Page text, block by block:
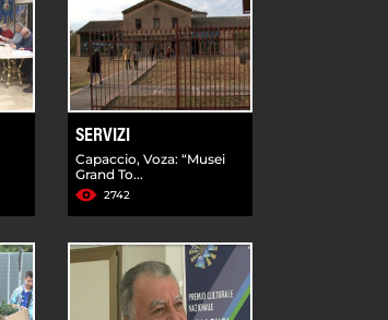
SERVIZI
Capaccio, Voza: “Musei
Grand To...
2742